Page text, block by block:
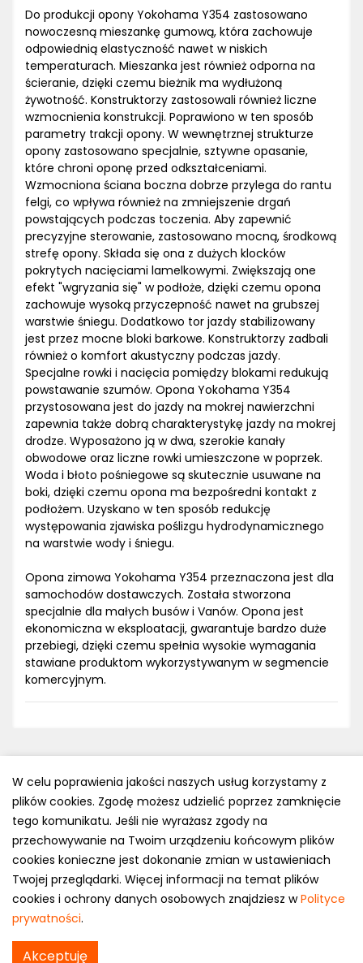
Do produkcji opony Yokohama Y354 zastosowano
nowoczesną mieszankę gumową, która zachowuje
odpowiednią elastyczność nawet w niskich
temperaturach. Mieszanka jest również odporna na
ścieranie, dzięki czemu bieżnik ma wydłużoną
żywotność. Konstruktorzy zastosowali również liczne
wzmocnienia konstrukcji. Poprawiono w ten sposób
parametry trakcji opony. W wewnętrznej strukturze
opony zastosowano specjalnie, sztywne opasanie,
które chroni oponę przed odkształceniami.
Wzmocniona ściana boczna dobrze przylega do rantu
felgi, co wpływa również na zmniejszenie drgań
powstających podczas toczenia. Aby zapewnić
precyzyjne sterowanie, zastosowano mocną, środkową
strefę opony. Składa się ona z dużych klocków
pokrytych nacięciami lamelkowymi. Zwiększają one
efekt "wgryzania się" w podłoże, dzięki czemu opona
zachowuje wysoką przyczepność nawet na grubszej
warstwie śniegu. Dodatkowo tor jazdy stabilizowany
jest przez mocne bloki barkowe. Konstruktorzy zadbali
również o komfort akustyczny podczas jazdy.
Specjalne rowki i nacięcia pomiędzy blokami redukują
powstawanie szumów. Opona Yokohama Y354
przystosowana jest do jazdy na mokrej nawierzchni
zapewnia także dobrą charakterystykę jazdy na mokrej
drodze. Wyposażono ją w dwa, szerokie kanały
obwodowe oraz liczne rowki umieszczone w poprzek.
Woda i błoto pośniegowe są skutecznie usuwane na
boki, dzięki czemu opona ma bezpośredni kontakt z
podłożem. Uzyskano w ten sposób redukcję
występowania zjawiska poślizgu hydrodynamicznego
na warstwie wody i śniegu.
Opona zimowa Yokohama Y354 przeznaczona jest dla
samochodów dostawczych. Została stworzona
specjalnie dla małych busów i Vanów. Opona jest
ekonomiczna w eksploatacji, gwarantuje bardzo duże
przebiegi, dzięki czemu spełnia wysokie wymagania
stawiane produktom wykorzystywanym w segmencie
komercyjnym.
Polityka prywatności
e-mail: kontakt@opony.com.pl
Copyright © 2000-2023 Opony.com.pl
W celu poprawienia jakości naszych usług korzystamy z
plików cookies. Zgodę możesz udzielić poprzez zamknięcie
tego komunikatu. Jeśli nie wyrażasz zgody na
przechowywanie na Twoim urządzeniu końcowym plików
cookies konieczne jest dokonanie zmian w ustawieniach
Twojej przeglądarki. Więcej informacji na temat plików
cookies i ochrony danych osobowych znajdziesz wPolityce
prywatności.
Akceptuję